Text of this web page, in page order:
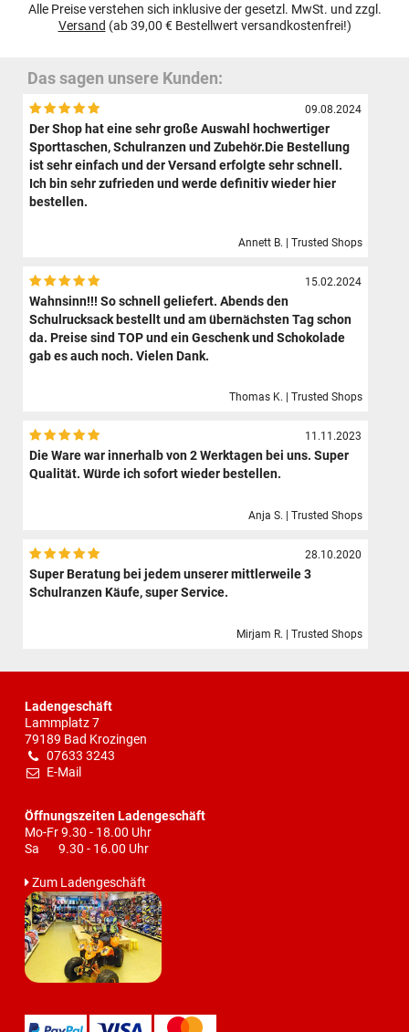
Alle Preise verstehen sich inklusive der gesetzl. MwSt. und zzgl.
Versand (ab 39,00 € Bestellwert versandkostenfrei!)
Das sagen unsere Kunden:
09.08.2024
Der Shop hat eine sehr große Auswahl hochwertiger
Sporttaschen, Schulranzen und Zubehör.Die Bestellung
ist sehr einfach und der Versand erfolgte sehr schnell.
Ich bin sehr zufrieden und werde definitiv wieder hier
bestellen.
Annett B. | Trusted Shops
15.02.2024
Wahnsinn!!! So schnell geliefert. Abends den
Schulrucksack bestellt und am übernächsten Tag schon
da. Preise sind TOP und ein Geschenk und Schokolade
gab es auch noch. Vielen Dank.
Thomas K. | Trusted Shops
11.11.2023
Die Ware war innerhalb von 2 Werktagen bei uns. Super
Qualität. Würde ich sofort wieder bestellen.
Anja S. | Trusted Shops
28.10.2020
Super Beratung bei jedem unserer mittlerweile 3
Schulranzen Käufe, super Service.
Mirjam R. | Trusted Shops
Ladengeschäft
Lammplatz 7
79189 Bad Krozingen
07633 3243
E-Mail
Öffnungszeiten Ladengeschäft
Mo-Fr 9.30 - 18.00 Uhr
Sa 9.30 - 16.00 Uhr
Zum Ladengeschäft